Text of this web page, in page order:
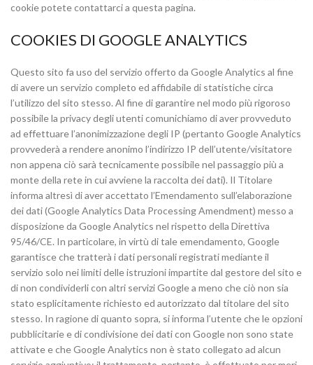
cookie potete contattarci a questa pagina.
COOKIES DI GOOGLE ANALYTICS
Questo sito fa uso del servizio offerto da Google Analytics al fine
di avere un servizio completo ed affidabile di statistiche circa
l’utilizzo del sito stesso. Al fine di garantire nel modo più rigoroso
possibile la privacy degli utenti comunichiamo di aver provveduto
ad effettuare l’anonimizzazione degli IP (pertanto Google Analytics
provvederà a rendere anonimo l’indirizzo IP dell’utente/visitatore
non appena ciò sarà tecnicamente possibile nel passaggio più a
monte della rete in cui avviene la raccolta dei dati). Il Titolare
informa altresì di aver accettato l’Emendamento sull’elaborazione
dei dati (Google Analytics Data Processing Amendment) messo a
disposizione da Google Analytics nel rispetto della Direttiva
95/46/CE. In particolare, in virtù di tale emendamento, Google
garantisce che tratterà i dati personali registrati mediante il
servizio solo nei limiti delle istruzioni impartite dal gestore del sito e
di non condividerli con altri servizi Google a meno che ciò non sia
stato esplicitamente richiesto ed autorizzato dal titolare del sito
stesso. In ragione di quanto sopra, si informa l’utente che le opzioni
pubblicitarie e di condivisione dei dati con Google non sono state
attivate e che Google Analytics non è stato collegato ad alcun